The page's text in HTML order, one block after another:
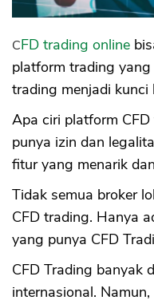
CFD trading online
platform trading
trading menjadi kunci
Apa ciri platform
punya izin dan
fitur yang menarik
Tidak semua broker
CFD trading. Hanya
yang punya CFD
CFD Trading banyak
internasional.